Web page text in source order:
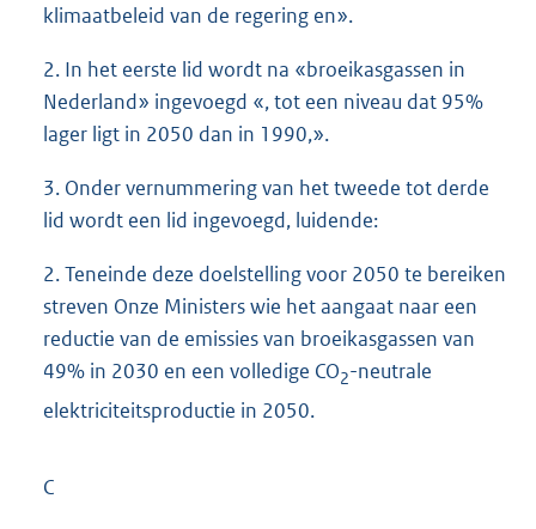
klimaatbeleid van de regering en».
2. In het eerste lid wordt na «broeikasgassen in
Nederland» ingevoegd «, tot een niveau dat 95%
lager ligt in 2050 dan in 1990,».
3. Onder vernummering van het tweede tot derde
lid wordt een lid ingevoegd, luidende:
2. Teneinde deze doelstelling voor 2050 te bereiken
streven Onze Ministers wie het aangaat naar een
reductie van de emissies van broeikasgassen van
49% in 2030 en een volledige CO2-neutrale
elektriciteitsproductie in 2050.
C